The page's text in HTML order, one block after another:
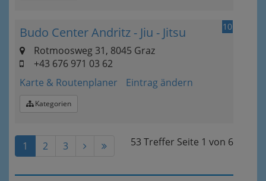
10
Budo Center Andritz - Jiu - Jitsu
Rotmoosweg 31, 8045 Graz
+43 676 971 03 62
Karte & Routenplaner
Eintrag ändern
Kategorien
53 Treffer Seite 1 von 6
1 2 3